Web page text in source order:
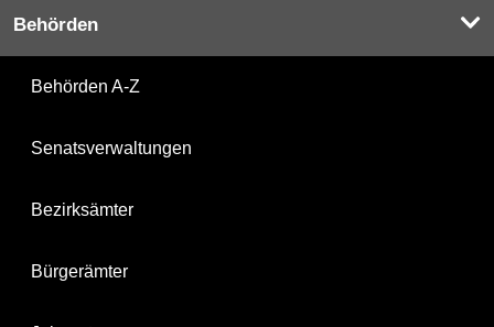
Behörden
Behörden A-Z
Senatsverwaltungen
Bezirksämter
Bürgerämter